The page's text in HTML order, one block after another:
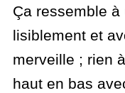
Ça ressemble
lisiblement et
merveille ; rien
haut en bas